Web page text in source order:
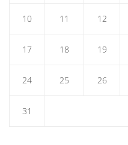
10 11 12
17 18 19
24 25 26
31